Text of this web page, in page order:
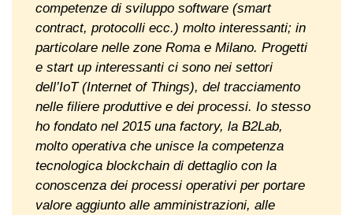
competenze di sviluppo software (smart
contract, protocolli ecc.) molto interessanti; in
particolare nelle zone Roma e Milano. Progetti
e start up interessanti ci sono nei settori
dell’IoT (Internet of Things), del tracciamento
nelle filiere produttive e dei processi. Io stesso
ho fondato nel 2015 una factory, la B2Lab,
molto operativa che unisce la competenza
tecnologica blockchain di dettaglio con la
conoscenza dei processi operativi per portare
valore aggiunto alle amministrazioni, alle